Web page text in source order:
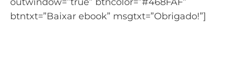
btntxt=”Baixar ebook” msgtxt=”Obrigado!”]